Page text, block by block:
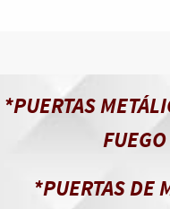
*PUERTAS
FUEGO
*PUERTAS DE